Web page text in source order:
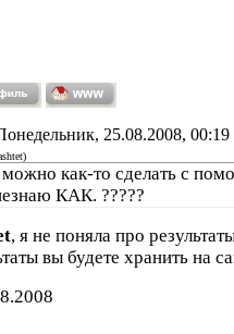
25.08.2008,
)
можно как-то сделать с
КАК. ?????
, я не поняла про
вы будете хранить на